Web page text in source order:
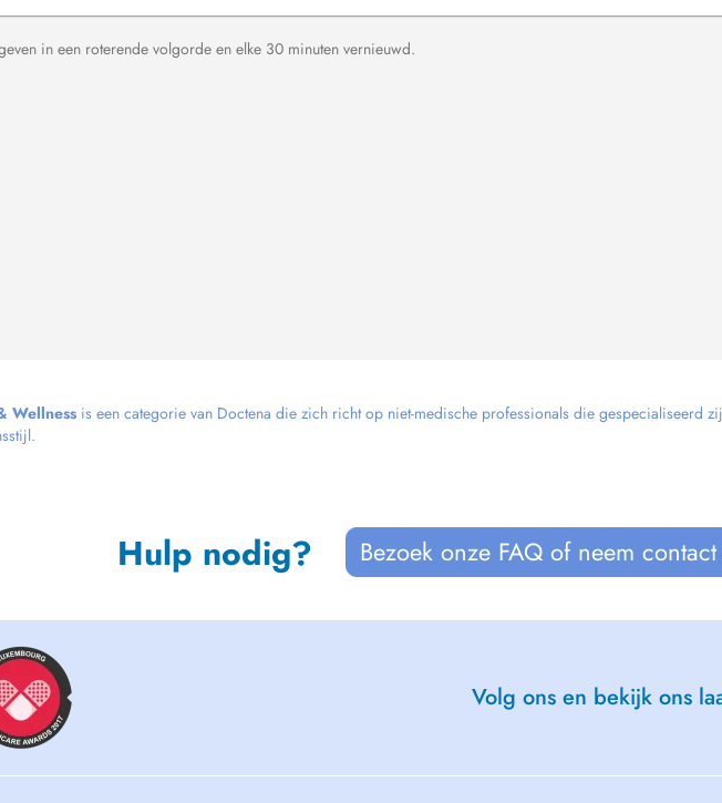
in een roterende volgorde en elke 30 minuten vernieuwd.
Wellness is een categorie van Doctena die zich richt op niet-medische professionals die gespecialiseerd
Hulp nodig? Bezoek onze FAQ of neem
Volg ons en bekijk ons